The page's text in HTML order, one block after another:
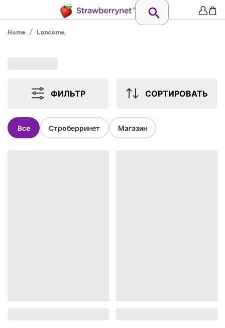
Home / Lancome
ФИЛЬТР СОРТИРОВАТЬ
Все Строберринет Магазин